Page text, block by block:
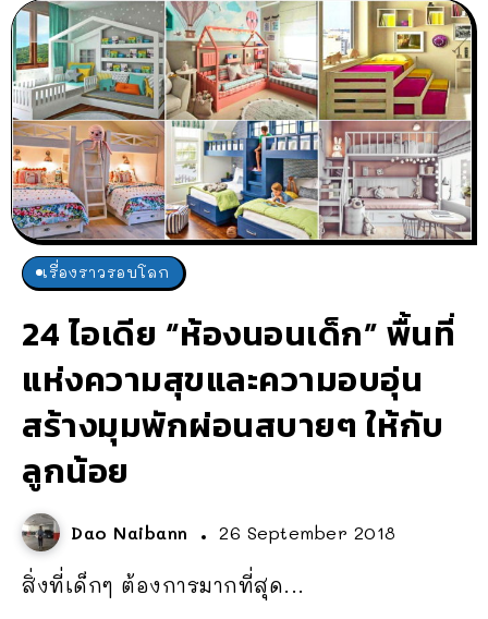
เรื่องราวรอบโลก
24 ไอเดีย “ห้องนอนเด็ก” พื้นที่
แห่งความสุขและความอบอุ่น
สร้างมุมพักผ่อนสบายๆ ให้กับ
ลูกน้อย
Dao Naibann 26 September 2018
สิ่งที่เด็กๆ ต้องการมากที่สุด...